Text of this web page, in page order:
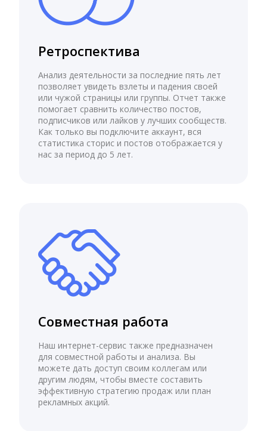
Ретроспектива
Анализ деятельности за последние пять лет
позволяет увидеть взлеты и падения своей
или чужой страницы или группы. Отчет также
помогает сравнить количество постов,
подписчиков или лайков у лучших сообществ.
Как только вы подключите аккаунт, вся
статистика сторис и постов отображается у
нас за период до 5 лет.
Совместная работа
Наш интернет-сервис также предназначен
для совместной работы и анализа. Вы
можете дать доступ своим коллегам или
другим людям, чтобы вместе составить
эффективную стратегию продаж или план
рекламных акций.